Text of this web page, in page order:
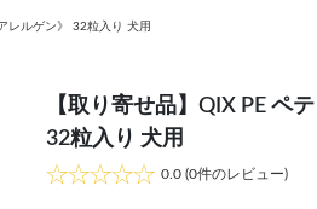
レルゲン》 32粒入り 犬用
【取り寄せ品】QIX PE ペ
32粒入り 犬用
0.0 (0件のレビュー)